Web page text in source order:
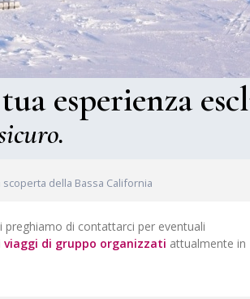
esperienza
scoperta della Bassa California
preghiamo di contattarci per eventuali
viaggi di gruppo organizzati attualmente in